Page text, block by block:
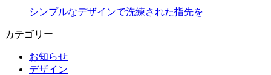
シンプルなデザインで洗練された指先を
カテゴリー
お知らせ
デザイン